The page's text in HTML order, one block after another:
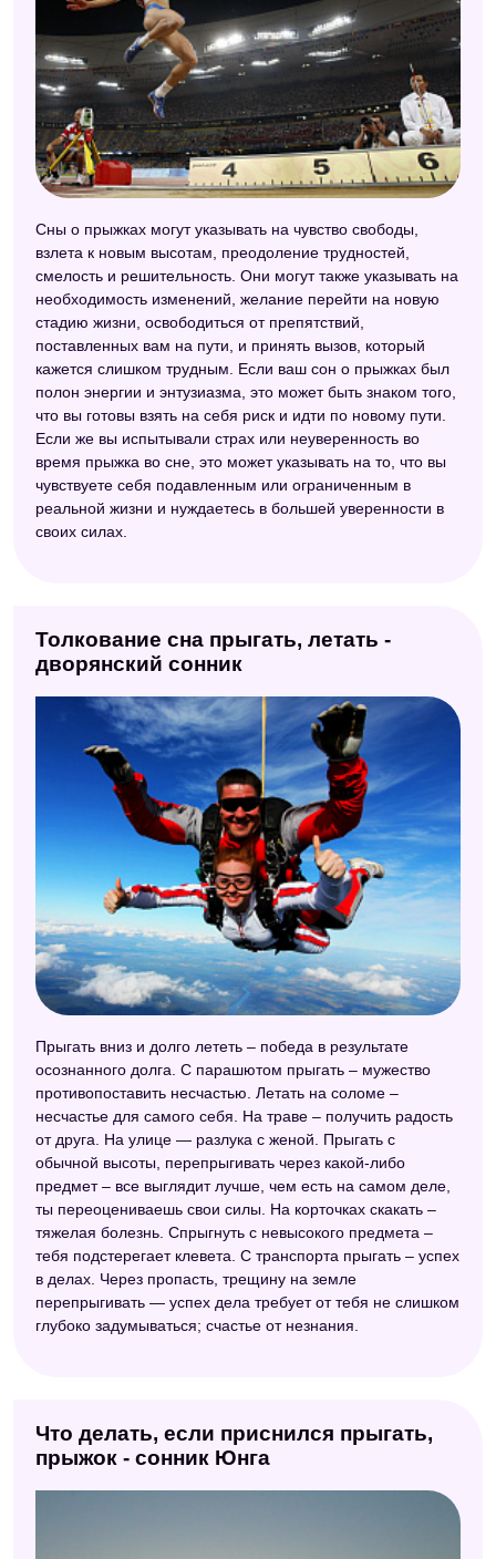
Сны о прыжках могут указывать на чувство свободы,
взлета к новым высотам, преодоление трудностей,
смелость и решительность. Они могут также указывать на
необходимость изменений, желание перейти на новую
стадию жизни, освободиться от препятствий,
поставленных вам на пути, и принять вызов, который
кажется слишком трудным. Если ваш сон о прыжках был
полон энергии и энтузиазма, это может быть знаком того,
что вы готовы взять на себя риск и идти по новому пути.
Если же вы испытывали страх или неуверенность во
время прыжка во сне, это может указывать на то, что вы
чувствуете себя подавленным или ограниченным в
реальной жизни и нуждаетесь в большей уверенности в
своих силах.
Толкование сна прыгать, летать -
дворянский сонник
Прыгать вниз и долго лететь – победа в результате
осознанного долга. С парашютом прыгать – мужество
противопоставить несчастью. Летать на соломе –
несчастье для самого себя. На траве – получить радость
от друга. На улице — разлука с женой. Прыгать с
обычной высоты, перепрыгивать через какой-либо
предмет – все выглядит лучше, чем есть на самом деле,
ты переоцениваешь свои силы. На корточках скакать –
тяжелая болезнь. Спрыгнуть с невысокого предмета –
тебя подстерегает клевета. С транспорта прыгать – успех
в делах. Через пропасть, трещину на земле
перепрыгивать — успех дела требует от тебя не слишком
глубоко задумываться; счастье от незнания.
Что делать, если приснился прыгать,
прыжок - сонник Юнга